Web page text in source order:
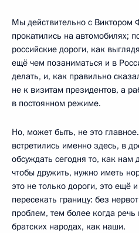
Мы действительно с Виктором
прокатились на автомобилях;
российские дороги, как
ещё чем позаниматься и в
делать, и, как правильно
не к визитам президентов, а
в постоянном режиме.
Но, может быть, не это
встретились именно здесь, в
обсуждать сегодня то, как нам
чтобы дружить, нужно иметь
это не только дороги, это ещё
пересекать границу: без
проблем, тем более когда речь
братских народах, как наши.